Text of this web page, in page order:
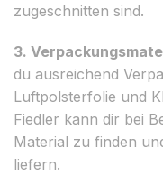
zugeschnitten sind.
3.
du ausreichend
Luftpolsterfolie und
Fiedler kann dir bei
Material zu finden
liefern.